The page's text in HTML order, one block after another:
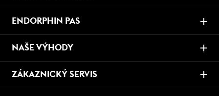
ENDORPHIN PAS
NAŠE VÝHODY
ZÁKAZNICKÝ SERVIS